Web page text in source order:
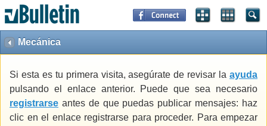
Mecánica
Si esta es tu primera visita, asegúrate de revisar la ayuda
pulsando el enlace anterior. Puede que sea necesario
registrarse antes de que puedas publicar mensajes: haz
clic en el enlace registrarse para proceder. Para empezar